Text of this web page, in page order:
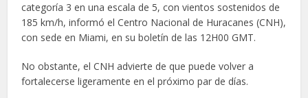
categoría 3 en una escala de 5, con vientos sostenidos de
185 km/h, informó el Centro Nacional de Huracanes (CNH),
con sede en Miami, en su boletín de las 12H00 GMT.
No obstante, el CNH advierte de que puede volver a
fortalecerse ligeramente en el próximo par de días.